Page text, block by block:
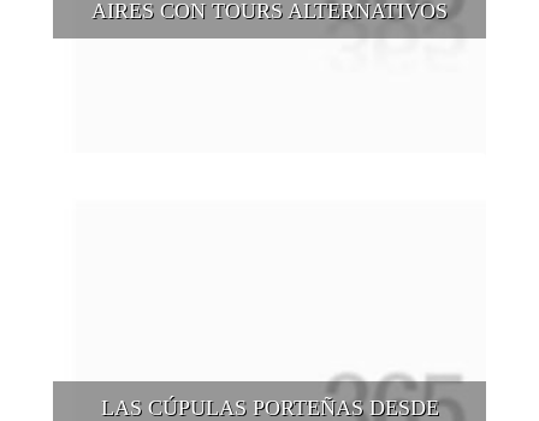
AIRES CON TOURS ALTERNATIVOS
LAS CÚPULAS PORTEÑAS DESDE